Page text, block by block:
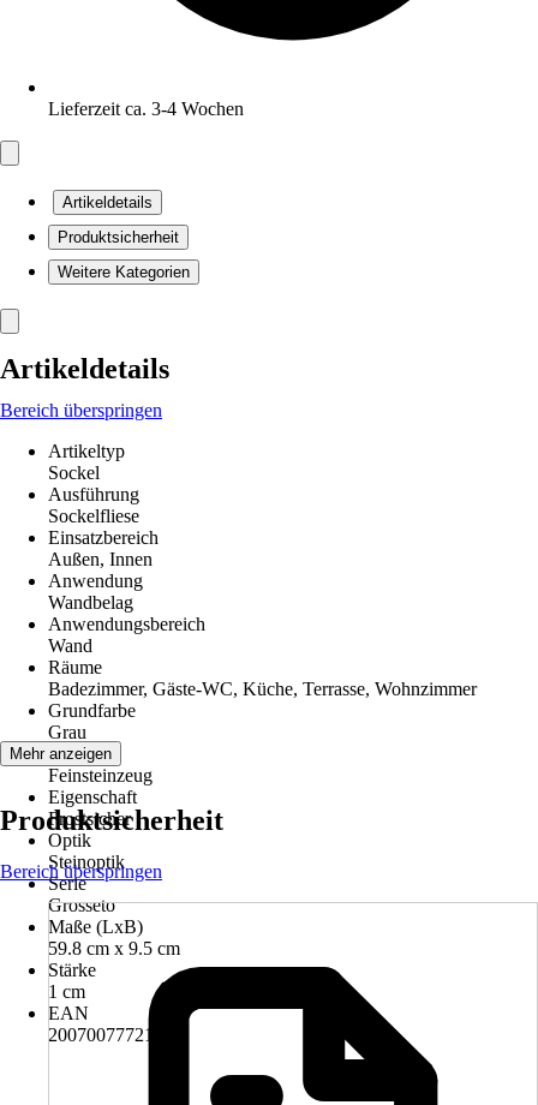
Lieferzeit ca. 3-4 Wochen
Artikeldetails
Produktsicherheit
Weitere Kategorien
Artikeldetails
Bereich überspringen
Artikeltyp
Sockel
Ausführung
Sockelfliese
Einsatzbereich
Außen, Innen
Anwendung
Wandbelag
Anwendungsbereich
Wand
Räume
Badezimmer, Gäste-WC, Küche, Terrasse, Wohnzimmer
Grundfarbe
Grau
Material
Feinsteinzeug
Eigenschaft
Frostsicher
Optik
Steinoptik
Serie
Grosseto
Maße (LxB)
59.8 cm x 9.5 cm
Stärke
1 cm
EAN
2007007772112
Mehr anzeigen
Produktsicherheit
Bereich überspringen